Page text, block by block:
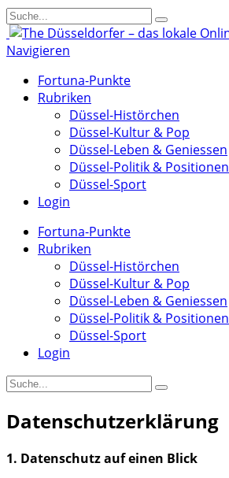
Navigieren
Fortuna-Punkte
Rubriken
Düssel-Histörchen
Düssel-Kultur & Pop
Düssel-Leben & Geniessen
Düssel-Politik & Positionen
Düssel-Sport
Login
Fortuna-Punkte
Rubriken
Düssel-Histörchen
Düssel-Kultur & Pop
Düssel-Leben & Geniessen
Düssel-Politik & Positionen
Düssel-Sport
Login
Datenschutzerklärung
1. Datenschutz auf einen Blick